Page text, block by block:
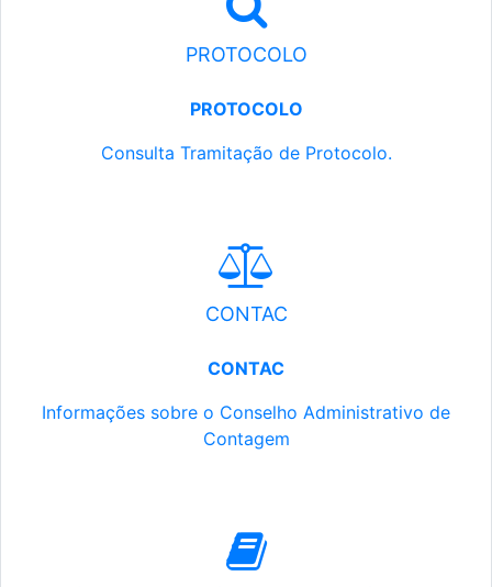
PROTOCOLO
PROTOCOLO
Consulta Tramitação de Protocolo.
CONTAC
CONTAC
Informações sobre o Conselho Administrativo de
Contagem